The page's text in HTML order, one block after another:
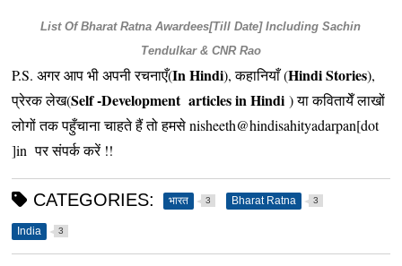
List Of Bharat Ratna Awardees[Till Date] Including Sachin
Tendulkar & CNR Rao
P.S. अगर आप भी अपनी रचनाएँ(In Hindi), कहानियाँ (Hindi Stories),
प्रेरक लेख(Self -Development articles in Hindi ) या कवितायेँ लाखों
लोगों तक पहुँचाना चाहते हैं तो हमसे nisheeth@hindisahityadarpan[dot
]in पर संपर्क करें !!
CATEGORIES: भारत 3 Bharat Ratna 3
India 3